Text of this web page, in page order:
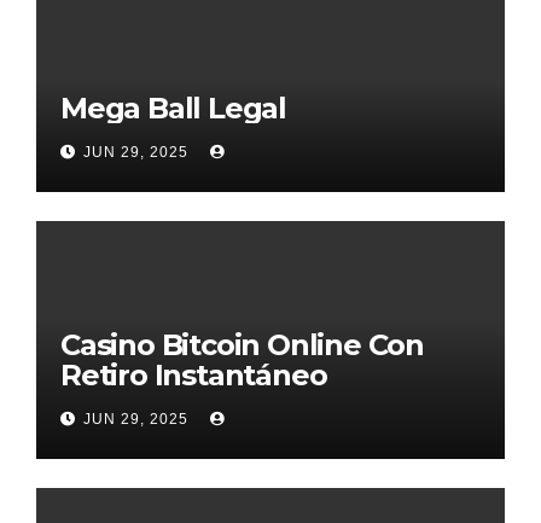
Mega Ball Legal
JUN 29, 2025
Casino Bitcoin Online Con
Retiro Instantáneo
JUN 29, 2025